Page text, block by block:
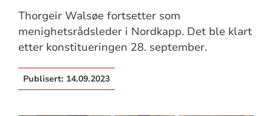
Thorgeir Walsøe fortsetter som
menighetsrådsleder i Nordkapp. Det ble klart
etter konstitueringen 28. september.
Publisert: 14.09.2023